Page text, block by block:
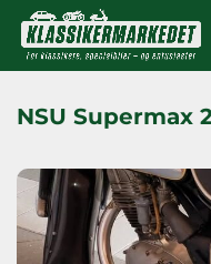
NSU Supermax